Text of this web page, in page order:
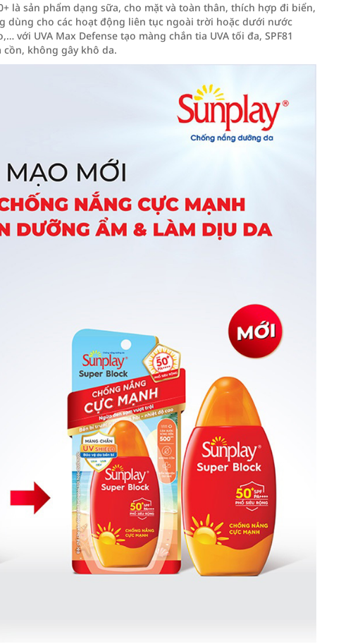
là sản phẩm dạng sữa, cho mặt và toàn thân, thích hợp đi biển,
dùng cho các hoạt động liên tục ngoài trời hoặc dưới nước
UVA Max Defense tạo màng chắn tia UVA tối đa, SPF81
không gây khô da.